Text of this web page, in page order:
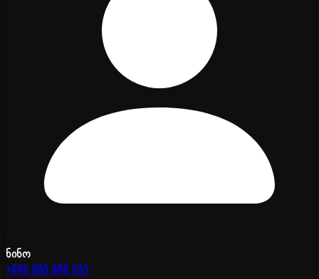
ნინო
+995 585 888 333